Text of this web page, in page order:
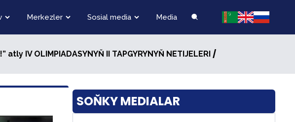
Merkezler Sosial media Media
IV OLIMPIADASYNYŇ II TAPGYRYNYŇ NETIJELERI /
SOŇKY MEDIALAR